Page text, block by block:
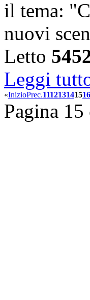
il tema:
nuovi
Letto
Leggi
«InizioPrec.111213141516
Pagina